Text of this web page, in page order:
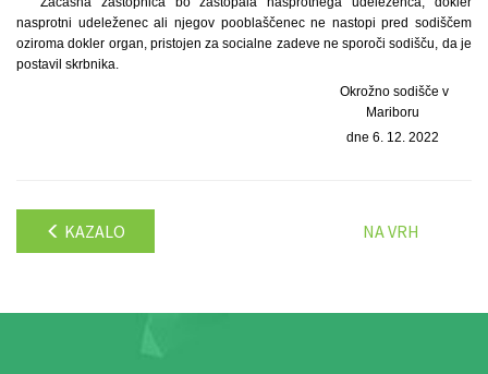
nasprotni udeleženec ali njegov pooblaščenec ne nastopi pred sodiščem
oziroma dokler organ, pristojen za socialne zadeve ne sporoči sodišču, da je
postavil skrbnika.
Okrožno sodišče v
Mariboru
dne 6. 12. 2022
KAZALO NA VRH